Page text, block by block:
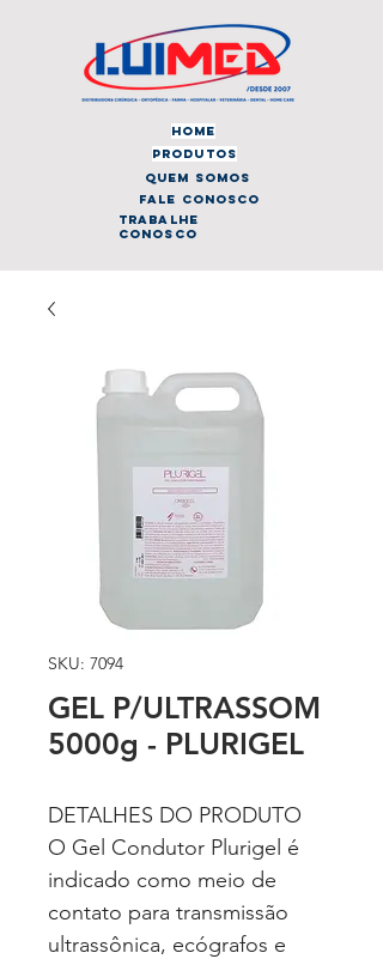
home
produtos
quem somos
fale conosco
trabalhe
conosco
SKU: 7094
GEL P/ULTRASSOM
5000g - PLURIGEL
DETALHES DO PRODUTO
O Gel Condutor Plurigel é
indicado como meio de
contato para transmissão
ultrassônica, ecógrafos e